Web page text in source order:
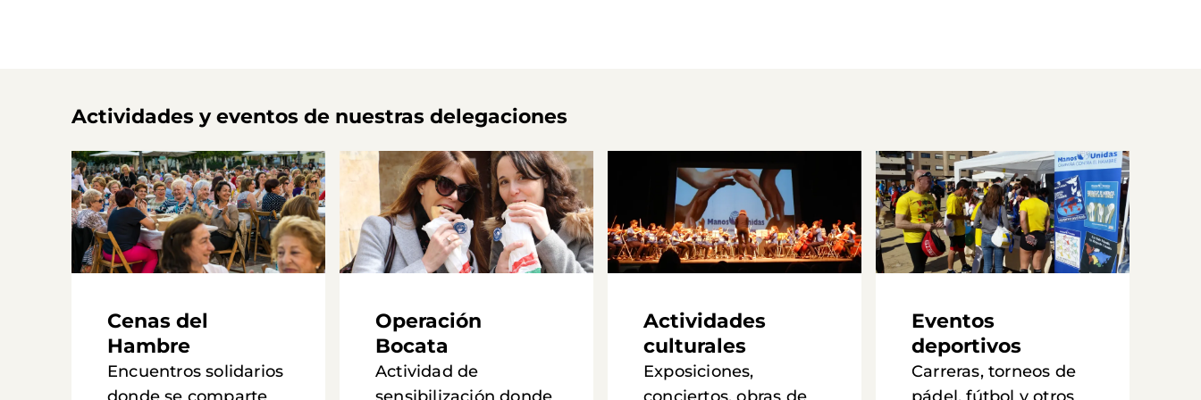
Actividades y eventos de nuestras delegaciones
Cenas del
Hambre
Encuentros solidarios
Operación
Bocata
Actividad de
Actividades
culturales
Exposiciones,
Eventos
deportivos
Carreras, torneos de